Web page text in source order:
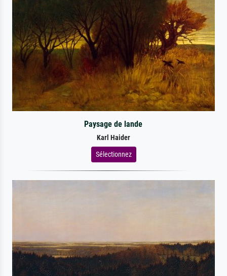
Paysage de lande
Karl Haider
Sélectionnez